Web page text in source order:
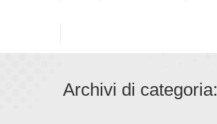
Archivi di categoria: